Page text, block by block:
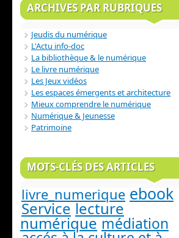
ARCHIVES PAR RUBRIQUES
Jeudis du numérique
L'Actu info-doc
La bibliothèque & le numérique
Le livre numérique
Les Jeux vidéos
Les espaces émergents et architecture
Mieux comprendre le numérique
Numérique & Jeunesse
Patrimoine
MOTS-CLÉS DES ARTICLES
livre_numerique ebook
Service lecture
numérique médiation